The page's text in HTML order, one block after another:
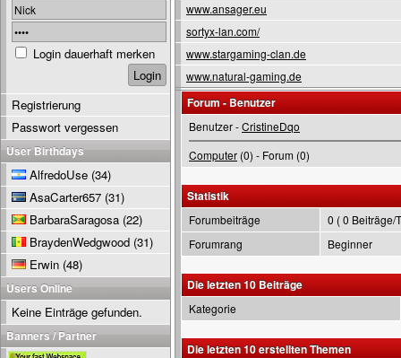
www.ansager.eu
sortyx-lan.com/
www.stargaming-clan.de
www.natural-gaming.de
Forum - Benutzer
Benutzer -CristineDqo
Computer (0) - Forum (0)
Statistik
Forumbeiträge
0 ( 0 Beiträge/
Forumrang
Beginner
Die letzten 10 Beiträge
Kategorie
Die letzten 10 erstellten Themen
Login dauerhaft merken
Registrierung
Passwort vergessen
User Birthdays
AlfredoUse (34)
AsaCarter657 (31)
BarbaraSaragosa (22)
BraydenWedgwood (31)
Erwin (48)
Users Online
Keine Einträge gefunden.
Banners / Partner